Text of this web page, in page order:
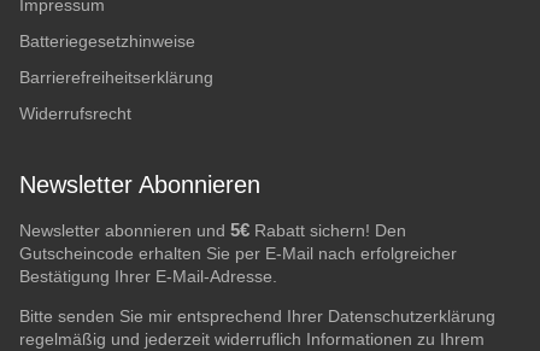
Impressum
Batteriegesetzhinweise
Barrierefreiheitserklärung
Widerrufsrecht
Newsletter Abonnieren
Newsletter abonnieren und 5€ Rabatt sichern! Den
Gutscheincode erhalten Sie per E-Mail nach erfolgreicher
Bestätigung Ihrer E-Mail-Adresse.
Bitte senden Sie mir entsprechend Ihrer Datenschutzerklärung
regelmäßig und jederzeit widerruflich Informationen zu Ihrem